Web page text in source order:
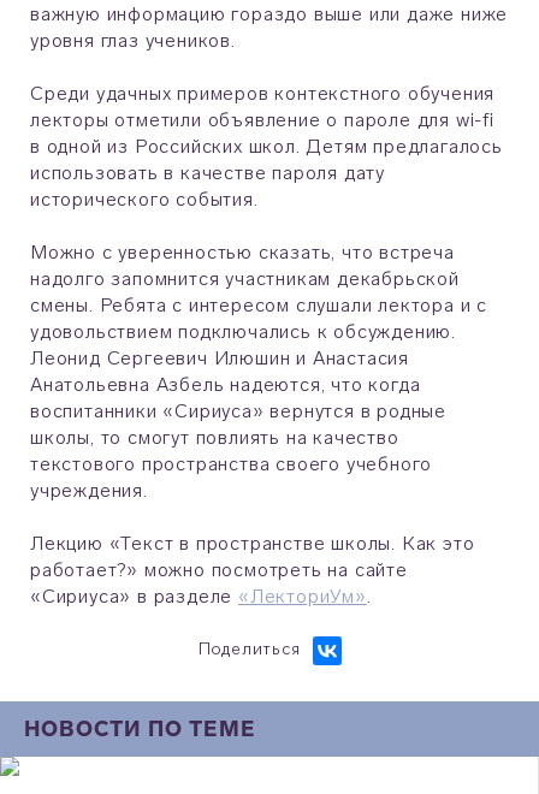
важную информацию гораздо выше или даже ниже
уровня глаз учеников.
Среди удачных примеров контекстного обучения
лекторы отметили объявление о пароле для wi-fi
в одной из Российских школ. Детям предлагалось
использовать в качестве пароля дату
исторического события.
Можно с уверенностью сказать, что встреча
надолго запомнится участникам декабрьской
смены. Ребята с интересом слушали лектора и с
удовольствием подключались к обсуждению.
Леонид Сергеевич Илюшин и Анастасия
Анатольевна Азбель надеются, что когда
воспитанники «Сириуса» вернутся в родные
школы, то смогут повлиять на качество
текстового пространства своего учебного
учреждения.
Лекцию «Текст в пространстве школы. Как это
работает?» можно посмотреть на сайте
«Сириуса» в разделе «ЛекториУм».
Поделиться
НОВОСТИ ПО ТЕМЕ